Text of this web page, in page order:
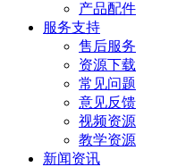
产品配件
服务支持
售后服务
资源下载
常见问题
意见反馈
视频资源
教学资源
新闻资讯